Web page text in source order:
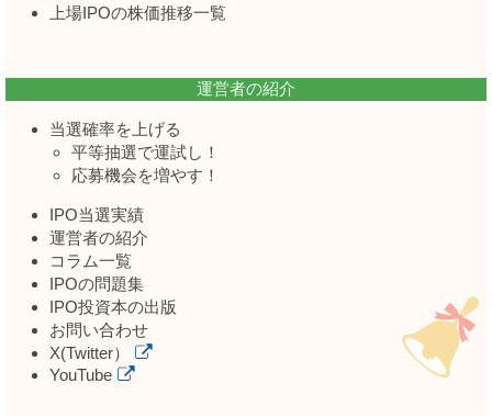
上場IPOの株価推移一覧
運営者の紹介
当選確率を上げる
平等抽選で運試し！
応募機会を増やす！
IPO当選実績
運営者の紹介
コラム一覧
IPOの問題集
IPO投資本の出版
お問い合わせ
X(Twitter）
YouTube